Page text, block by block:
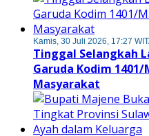
Kamis, 30 Juli 2026, 17:27
Tinggal Selangkah
Garuda Kodim
Masyarakat